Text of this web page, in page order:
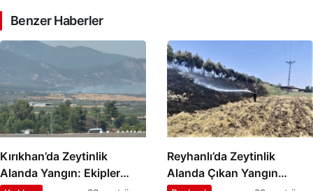
Benzer Haberler
Kırıkhan’da Zeytinlik
Alanda Yangın: Ekipler
Reyhanlı’da Zeytinlik
Alanda Çıkan Yangın